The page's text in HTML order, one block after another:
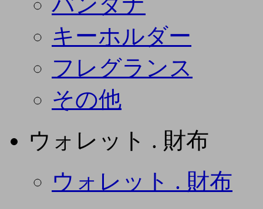
キーホルダー
フレグランス
その他
ウォレット . 財布
ウォレット . 財布